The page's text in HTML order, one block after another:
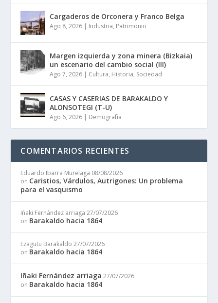
Cargaderos de Orconera y Franco Belga
Ago 8, 2026 | Industria, Patrimonio
Margen izquierda y zona minera (Bizkaia)
un escenario del cambio social (III)
Ago 7, 2026 | Cultura, Historia, Sociedad
CASAS Y CASERíAS DE BARAKALDO Y
ALONSOTEGI (T-U)
Ago 6, 2026 | Demografía
COMENTARIOS RECIENTES
Eduardo Ibarra Murelaga 08/08/2026
on Caristios, Várdulos, Autrigones: Un problema
para el vasquismo
Iñaki Fernández arriaga 27/07/2026
on Barakaldo hacia 1864
Ezagutu Barakaldo 27/07/2026
on Barakaldo hacia 1864
Iñaki Fernández arriaga 27/07/2026
on Barakaldo hacia 1864